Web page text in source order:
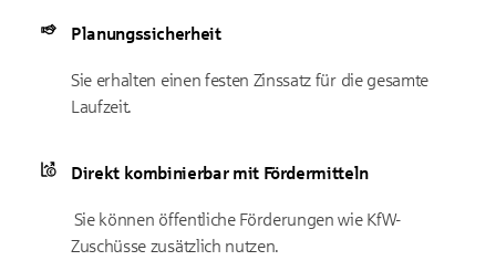
Planungssicherheit
Sie erhalten einen festen Zinssatz für die gesamte
Laufzeit.
Direkt kombinierbar mit Fördermitteln
Sie können öffentliche Förderungen wie KfW-
Zuschüsse zusätzlich nutzen.